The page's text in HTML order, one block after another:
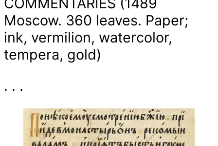
Moscow. 360 leaves. Paper;
ink, vermilion, watercolor,
tempera, gold)
. . .